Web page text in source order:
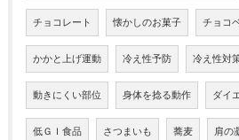
チョコレート 懐かしのお菓子 チョコ
かかと上げ運動 冷え性予防 冷え性対
動きにくい部位 身体を捻る動作 ダイ
低ＧＩ食品 さつまいも 蕎麦 肩の